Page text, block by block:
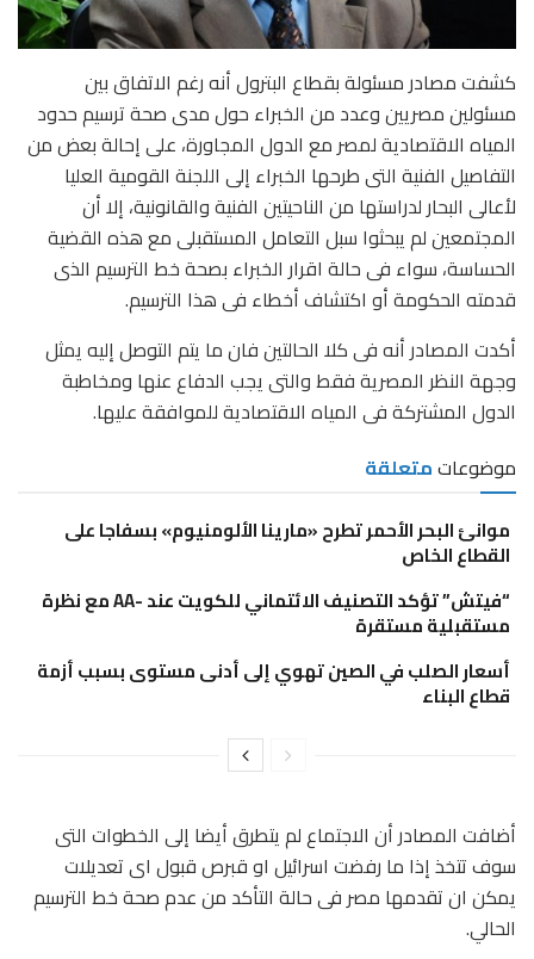
كشفت مصادر مسئولة بقطاع البترول أنه رغم الاتفاق بين
مسئولين مصريين وعدد من الخبراء حول مدى صحة ترسيم حدود
المياه الاقتصادية لمصر مع الدول المجاورة، على إحالة بعض من
التفاصيل الفنية التى طرحها الخبراء إلى اللجنة القومية العليا
لأعالى البحار لدراستها من الناحيتين الفنية والقانونية، إلا أن
المجتمعين لم يبحثوا سبل التعامل المستقبلى مع هذه القضية
الحساسة، سواء فى حالة اقرار الخبراء بصحة خط الترسيم الذى
قدمته الحكومة أو اكتشاف أخطاء فى هذا الترسيم.
أكدت المصادر أنه فى كلا الحالتين فان ما يتم التوصل إليه يمثل
وجهة النظر المصرية فقط والتى يجب الدفاع عنها ومخاطبة
الدول المشتركة فى المياه الاقتصادية للموافقة عليها.
موضوعاتمتعلقة
موانئ البحر الأحمر تطرح «مارينا الألومنيوم» بسفاجا على
القطاع الخاص
“فيتش” تؤكد التصنيف الائتماني للكويت عند -AA مع نظرة
مستقبلية مستقرة
أسعار الصلب في الصين تهوي إلى أدنى مستوى بسبب أزمة
قطاع البناء
أضافت المصادر أن الاجتماع لم يتطرق أيضا إلى الخطوات التى
سوف تتخذ إذا ما رفضت اسرائيل او قبرص قبول اى تعديلات
يمكن ان تقدمها مصر فى حالة التأكد من عدم صحة خط الترسيم
الحالي.